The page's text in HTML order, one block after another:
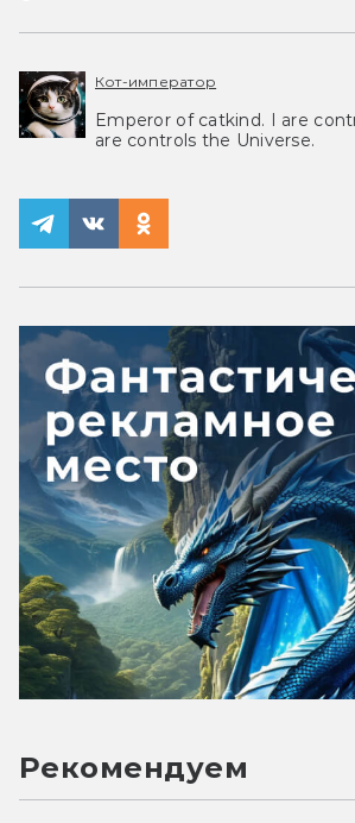
Кот-император
Emperor of catkind. I are
are controls the Universe.
Рекомендуем